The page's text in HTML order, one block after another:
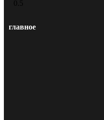
главное